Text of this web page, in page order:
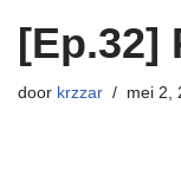
[Ep.32]
door krzzar mei 2,